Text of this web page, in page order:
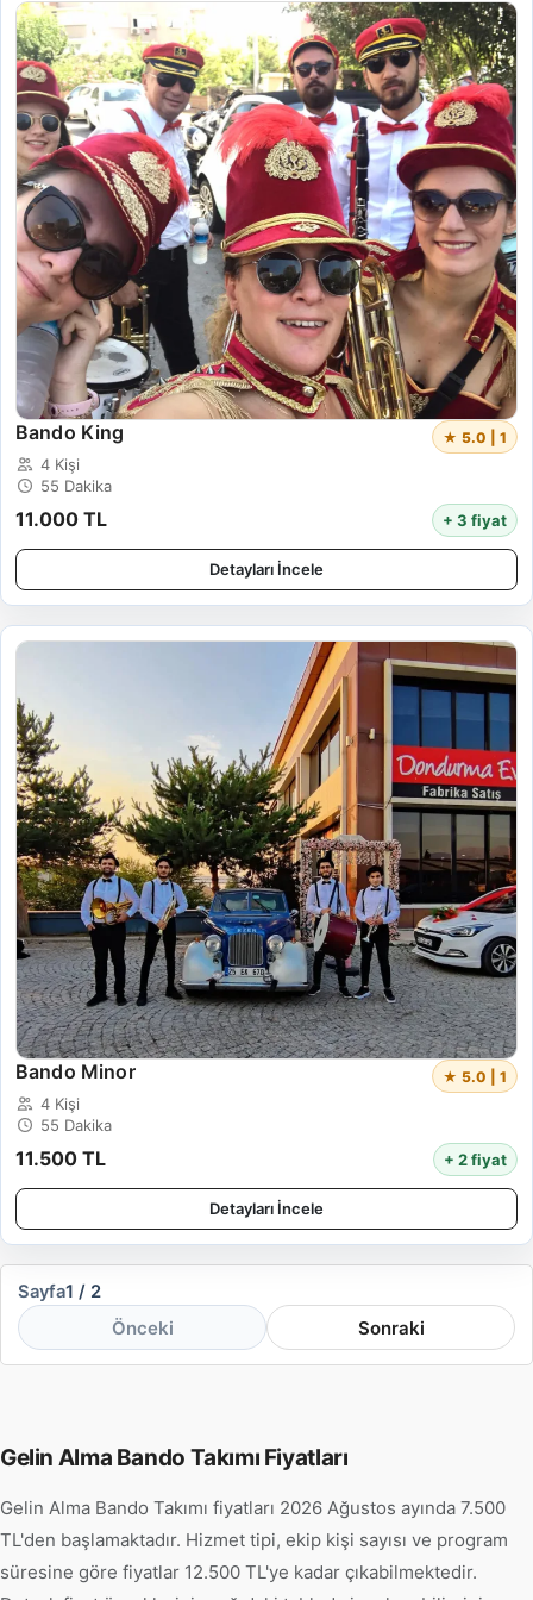
Bando King ★ 5.0 | 1
4 Kişi
55 Dakika
11.000 TL + 3 fiyat
Detayları İncele
Bando Minor ★ 5.0 | 1
4 Kişi
55 Dakika
11.500 TL + 2 fiyat
Detayları İncele
Sayfa1 / 2
Önceki Sonraki
Gelin Alma Bando Takımı Fiyatları
Gelin Alma Bando Takımı fiyatları 2026 Ağustos ayında 7.500
TL'den başlamaktadır. Hizmet tipi, ekip kişi sayısı ve program
süresine göre fiyatlar 12.500 TL'ye kadar çıkabilmektedir.